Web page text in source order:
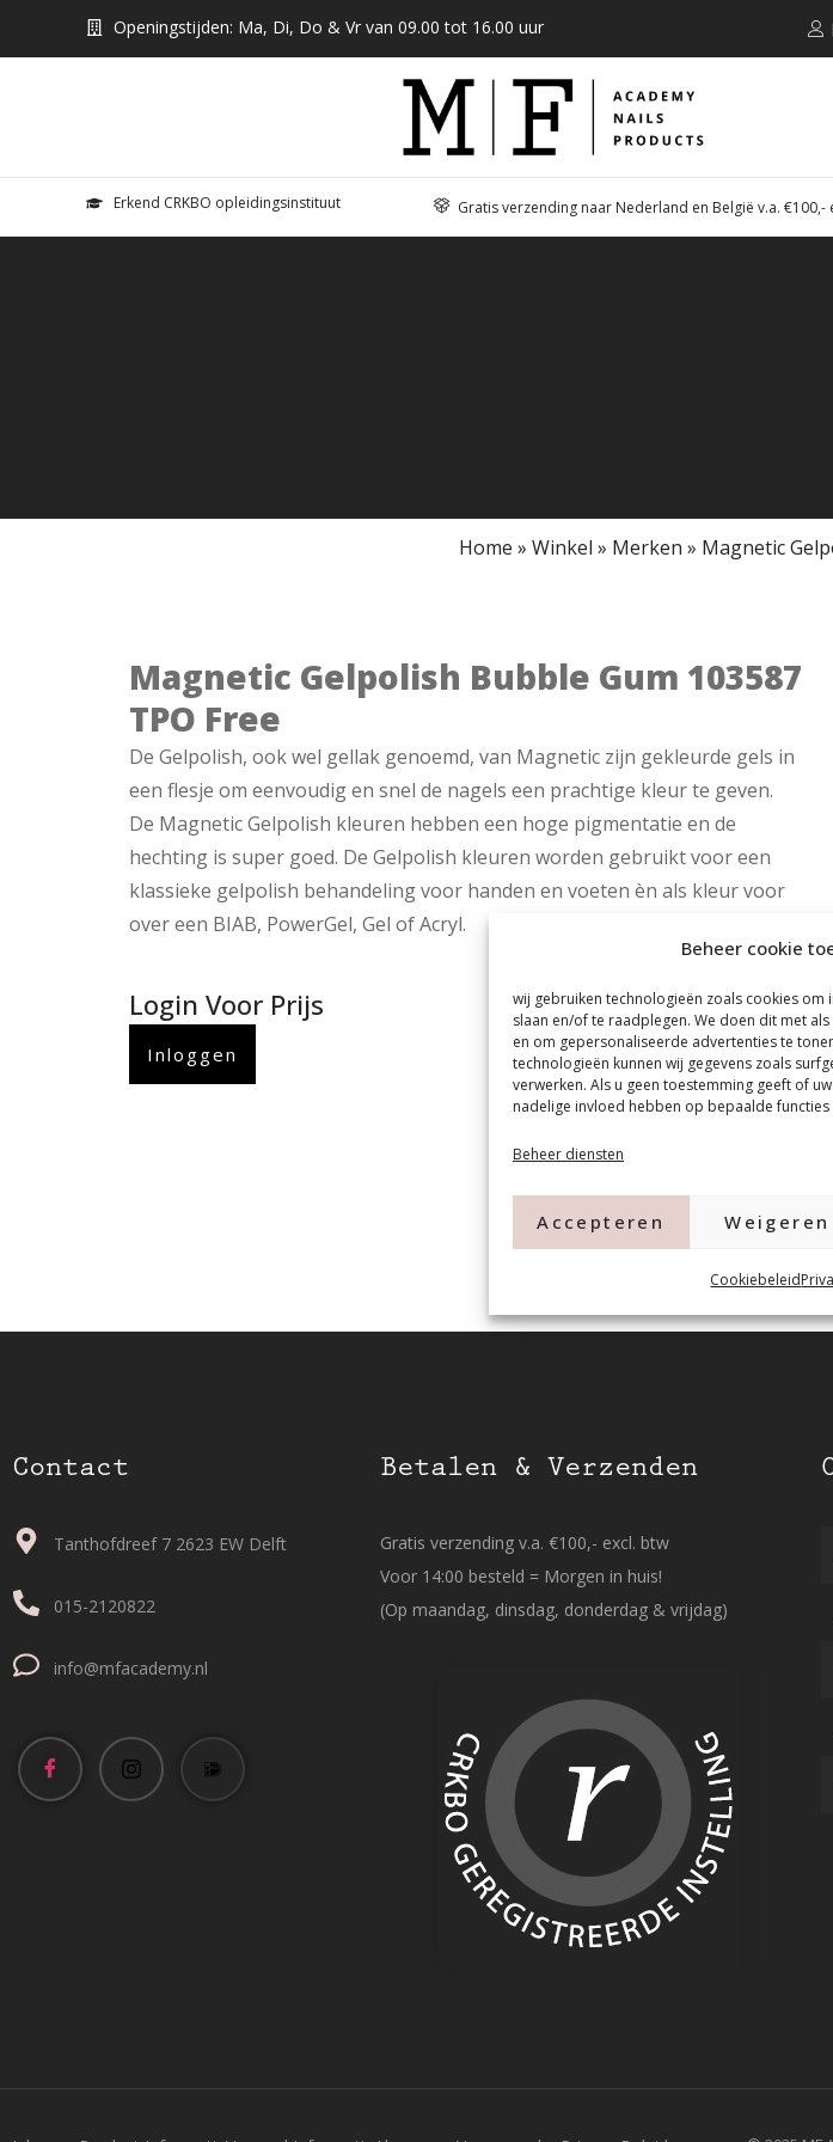
Beheer cookie
wij gebruiken technologieën zoals cookies
slaan en/of te raadplegen. We doen dit met
en om gepersonaliseerde advertenties te
technologieën kunnen wij gegevens zoals
verwerken. Als u geen toestemming geeft of
nadelige invloed hebben op bepaalde
Beheer diensten
Accepteren Weigeren
Cookiebeleid
Openingstijden: Ma, Di, Do & Vr van 09.00 tot 16.00 uur
Erkend CRKBO opleidingsinstituut Gratis verzending naar Nederland en België v.a. €100,-
Home » Winkel » Merken » Magnetic
Magnetic Gelpolish Bubble Gum 103587
TPO Free
De Gelpolish, ook wel gellak genoemd, van Magnetic zijn gekleurde gels in
een flesje om eenvoudig en snel de nagels een prachtige kleur te geven.
De Magnetic Gelpolish kleuren hebben een hoge pigmentatie en de
hechting is super goed. De Gelpolish kleuren worden gebruikt voor een
klassieke gelpolish behandeling voor handen en voeten èn als kleur voor
over een BIAB, PowerGel, Gel of Acryl.
Login Voor Prijs
Inloggen
Contact
Tanthofdreef 7 2623 EW Delft
015-2120822
info@mfacademy.nl
Betalen & Verzenden
Gratis verzending v.a. €100,- excl. btw
Voor 14:00 besteld = Morgen in huis!
(Op maandag, dinsdag, donderdag & vrijdag)